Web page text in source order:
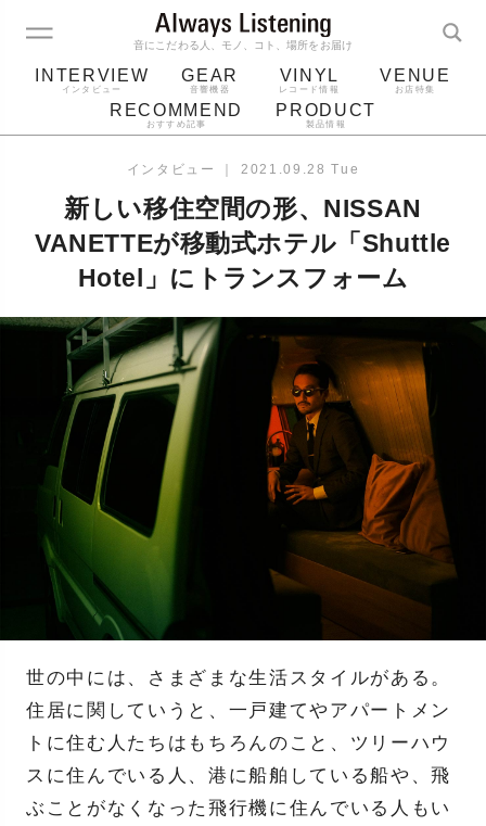
音にこだわる人、モノ、コト、場所をお届け
INTERVIEW
インタビュー
GEAR
音響機器
VINYL
レコード情報
VENUE
お店特集
RECOMMEND
おすすめ記事
PRODUCT
製品情報
ジャケット bluetooth
レコード針
インタビュー ｜ 2021.09.28 Tue
新しい移住空間の形、NISSAN
VANETTEが移動式ホテル「Shuttle
Hotel」にトランスフォーム
世の中には、さまざまな生活スタイルがある。
住居に関していうと、一戸建てやアパートメン
トに住む人たちはもちろんのこと、ツリーハウ
スに住んでいる人、港に船舶している船や、飛
ぶことがなくなった飛行機に住んでいる人もい